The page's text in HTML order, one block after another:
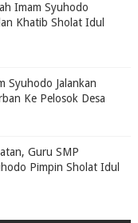
Imam Syuhodo
Khatib Sholat Idul
Syuhodo Jalankan
Ke Pelosok Desa
Guru SMP
Pimpin Sholat Idul